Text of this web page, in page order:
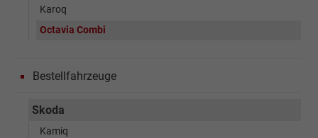
Karoq
Octavia Combi
Bestellfahrzeuge
Skoda
Kamiq